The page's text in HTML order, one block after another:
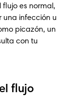
es normal,
una infección u
picazón, un
con tu
flujo